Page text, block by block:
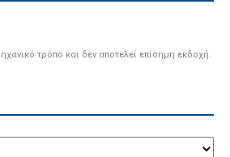
τρόπο και δεν αποτελεί επίσημη εκδοχή.